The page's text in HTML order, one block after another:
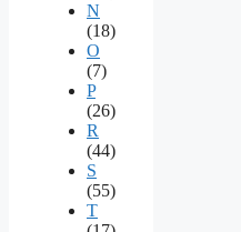
N
(18)
O
(7)
P
(26)
R
(44)
S
(55)
T